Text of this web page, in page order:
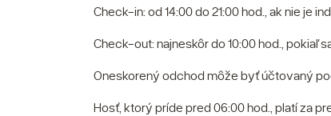
Check-in: od 14:00 do 21:00 hod., ak nie je
Check-out: najneskôr do 10:00 hod., pokiaľ
Oneskorený odchod môže byť účtovaný
Hosť, ktorý príde pred 06:00 hod., platí za